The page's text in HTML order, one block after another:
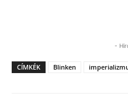
-
CÍMKÉK Blinken